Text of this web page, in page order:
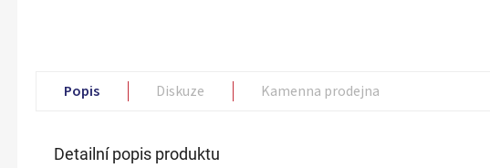
Popis Diskuze Kamenna prodejna
Detailní popis produktu